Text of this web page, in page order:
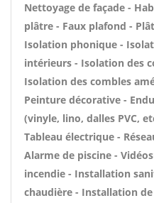
Nettoyage de façade -
plâtre - Faux plafond -
Isolation phonique -
intérieurs - Isolation des
Isolation des combles
Peinture décorative -
(vinyle, lino, dalles PVC,
Tableau électrique -
Alarme de piscine -
incendie - Installation
chaudière - Installation